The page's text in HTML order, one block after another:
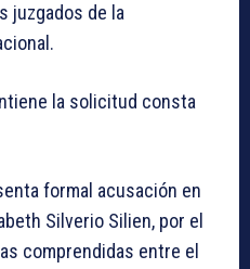
juzgados de la
la solicitud consta
formal acusación en
Silverio Silien, por el
comprendidas entre el